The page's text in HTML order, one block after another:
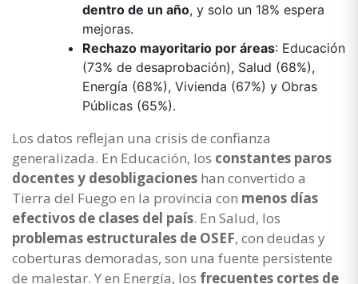
dentro de un año, y solo un 18% espera
mejoras.
Rechazo mayoritario por áreas: Educación
(73% de desaprobación), Salud (68%),
Energía (68%), Vivienda (67%) y Obras
Públicas (65%).
Los datos reflejan una crisis de confianza
generalizada. En Educación, los constantes paros
docentes y desobligaciones han convertido a
Tierra del Fuego en la provincia con menos días
efectivos de clases del país. En Salud, los
problemas estructurales de OSEF, con deudas y
coberturas demoradas, son una fuente persistente
de malestar. Y en Energía, los frecuentes cortes de